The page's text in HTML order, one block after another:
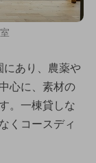
にあり、農薬や
心に、素材の
。一棟貸しな
くコースディ